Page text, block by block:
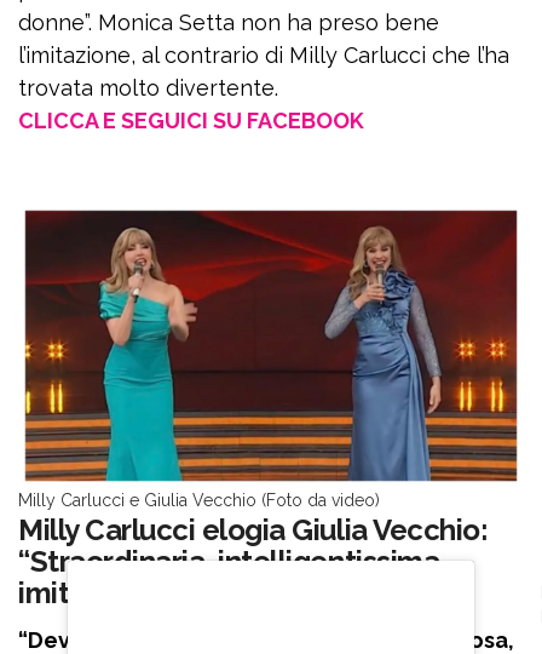
donne”. Monica Setta non ha preso bene
l’imitazione, al contrario di Milly Carlucci che l’ha
trovata molto divertente.
CLICCA E SEGUICI SU FACEBOOK
Milly Carlucci e Giulia Vecchio (Foto da video)
Milly Carlucci elogia Giulia Vecchio:
“Straordinaria, intelligentissima
imitatrice”
“Devo dire che mi piace molto, lei è deliziosa,